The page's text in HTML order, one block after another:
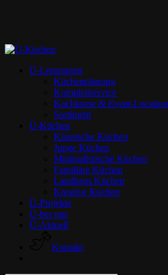
content
Ü-Leistungen
Küchenplanung
Komplettservice
Kochkurse & Event-Location
Sortiment
Ü-Küchen
Klassische Küchen
Junge Küchen
Minimalistische Küchen
Familiäre Küchen
Landhaus Küchen
Kreative Küchen
Ü-Projekte
Ü-ber uns
Ü-Aktuell
Kontakt